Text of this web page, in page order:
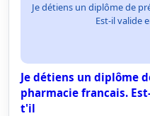
Je détiens un diplôme de
Est-il valide
Je détiens un diplôme
pharmacie francais.
t'il